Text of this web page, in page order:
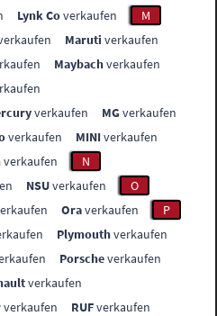
Lynk Coverkaufen
M
Maruti verkaufen
Maybachverkaufen
verkaufen MGverkaufen
verkaufen MINIverkaufen
verkaufen
N
NSUverkaufen
O
Oraverkaufen
P
Plymouthverkaufen
Porscheverkaufen
verkaufen
verkaufen RUFverkaufen